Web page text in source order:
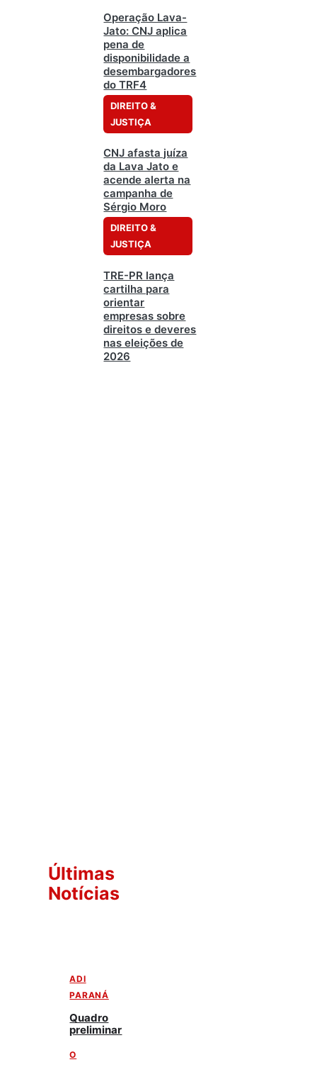
Operação Lava-
Jato: CNJ aplica
pena de
disponibilidade a
desembargadores
do TRF4
DIREITO &
JUSTIÇA
CNJ afasta juíza
da Lava Jato e
acende alerta na
campanha de
Sérgio Moro
DIREITO &
JUSTIÇA
TRE-PR lança
cartilha para
orientar
empresas sobre
direitos e deveres
nas eleições de
2026
Últimas
Notícias
ADI
PARANÁ
Quadro
preliminar
O